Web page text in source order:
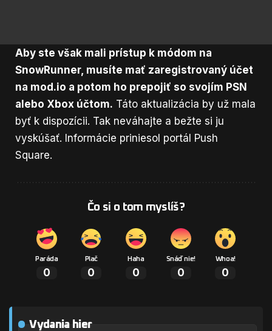
Aby ste však mali prístup k módom na
SnowRunner, musíte mať zaregistrovaný účet
na mod.io a potom ho prepojiť so svojím PSN
alebo Xbox účtom. Táto aktualizácia by už mala
byť k dispozícii. Tak neváhajte a bežte si ju
vyskúšať. Informácie priniesol portál Push
Square.
Čo si o tom myslíš?
Paráda
0
Plač
0
Haha
0
Snáď nie!
0
Whoa!
0
Vydania hier